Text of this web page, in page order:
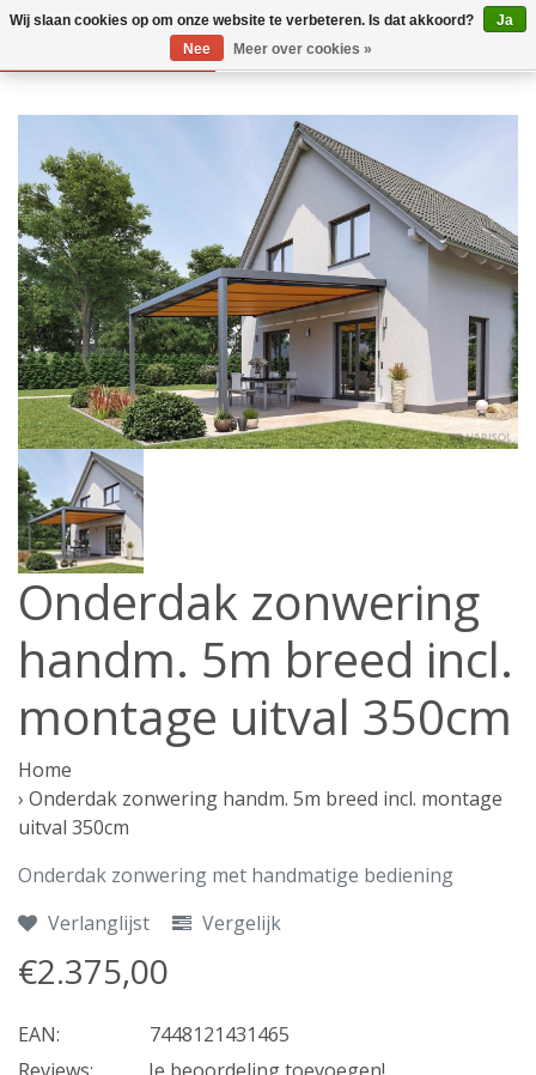
Onderdak zonwering
handm. 5m breed incl.
montage uitval 350cm
Home
› Onderdak zonwering handm. 5m breed incl. montage
uitval 350cm
Onderdak zonwering met handmatige bediening
Verlanglijst
Vergelijk
€2.375,00
EAN:
7448121431465
Wij slaan cookies op om onze website te verbeteren. Is dat akkoord?
Ja
Nee
Meer over cookies »